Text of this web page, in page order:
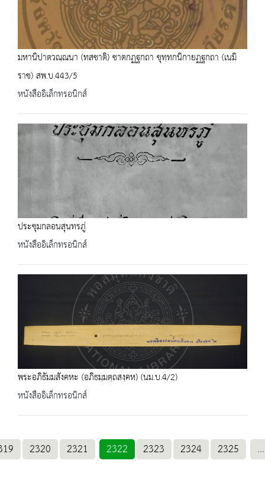
มหานิปาตวณฺณนา (ทสชาติ) ชาตกฏฐกถา ขุทฺทกนิกายฏฐกถา (เนมิ
ราช) สพ.บ.443/5
หนังสืออิเล็กทรอนิกส์
ประชุมกลอนสุนทรภู่
หนังสืออิเล็กทรอนิกส์
พระอภิธัมมสังคหะ (อภิธมฺมตฺถสงฺคห) (นม.บ.4/2)
หนังสืออิเล็กทรอนิกส์
2320 2321 2322 2323 2324 2325 ...